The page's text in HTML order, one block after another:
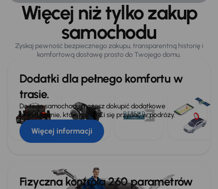
Więcej niż tylko zakup
samochodu
Zyskaj pewność bezpiecznego zakupu, transparentną historię i
komfortową dostawę prosto do Twojego domu.
Dodatki dla pełnego komfortu w
trasie.
Do tego samochodu możesz dokupić dodatkowe
wyposażenie, które może Ci się przydać w podróży.
Więcej informacji
Fizyczna kontrola 260 parametrów